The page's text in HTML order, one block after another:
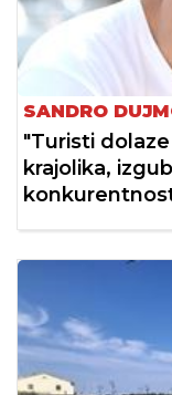
SANDRO
"Turisti
krajolika,